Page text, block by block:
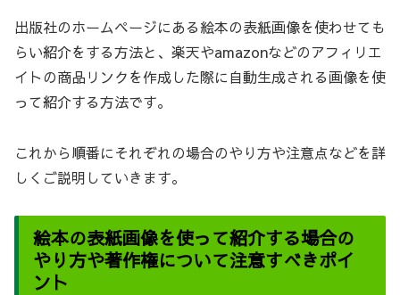
出版社のホームページにある絵本の表紙画像を使わせても
らい紹介をする方法と、楽天やamazonなどのアフィリエ
イトの商品リンクを作成した際に自動生成される画像を使
って紹介する方法です。
これから順番にそれぞれの場合のやり方や注意点などを詳
しくご説明していきます。
絵本の表紙画像を使って紹介する場合の
やり方や著作権について注意すべきポイ
ント